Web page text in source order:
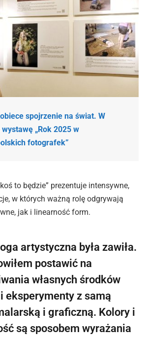
spojrzenie na świat. W
„Rok 2025 w
fotografek”
to będzie” prezentuje intensywne,
w których ważną rolę odgrywają
jak i linearność form.
artystyczna była zawiła.
postawić na
własnych środków
eksperymenty z samą
i graficzną. Kolory i
są sposobem wyrażania